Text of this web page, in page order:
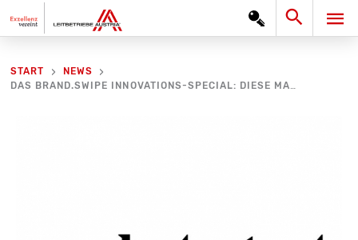
Inhalt
Search
START
NEWS
DAS BRAND.SWIPE INNOVATIONS-SPECIAL: DIESE MARKEN ÜBERZEUGEN DIE ÖSTERREICHER IN PUNKTO INNOVATION